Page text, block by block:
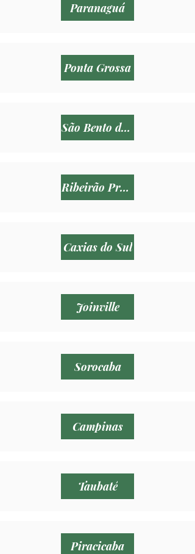
Paranaguá
Ponta Grossa
São Bento do Sul
Ribeirão Preto
Caxias do Sul
Joinville
Sorocaba
Campinas
Taubaté
Piracicaba